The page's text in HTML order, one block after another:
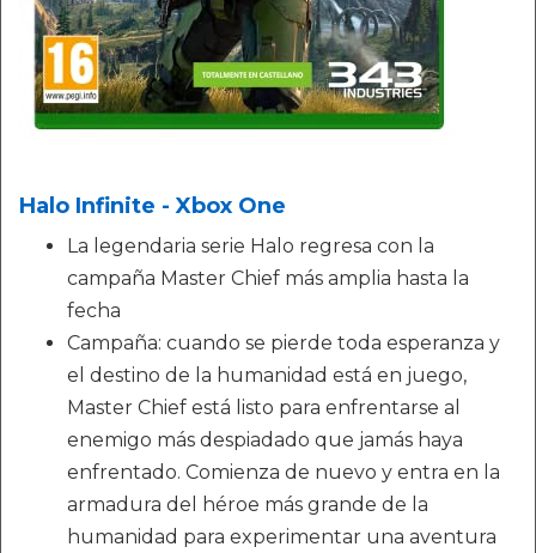
Halo Infinite - Xbox One
La legendaria serie Halo regresa con la
campaña Master Chief más amplia hasta la
fecha
Campaña: cuando se pierde toda esperanza y
el destino de la humanidad está en juego,
Master Chief está listo para enfrentarse al
enemigo más despiadado que jamás haya
enfrentado. Comienza de nuevo y entra en la
armadura del héroe más grande de la
humanidad para experimentar una aventura